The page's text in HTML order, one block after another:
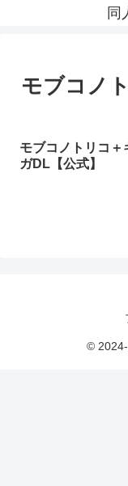
同
モブコノ
モブコノトリコ
ガDL【公式】
© 2024-